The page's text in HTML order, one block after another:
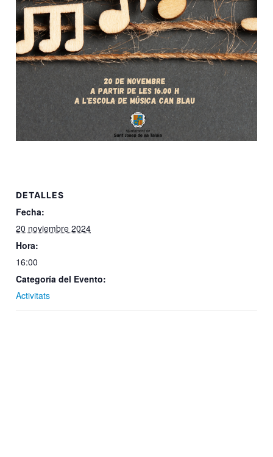
DETALLES
Fecha:
20 noviembre 2024
Hora:
16:00
Categoría del Evento:
Activitats